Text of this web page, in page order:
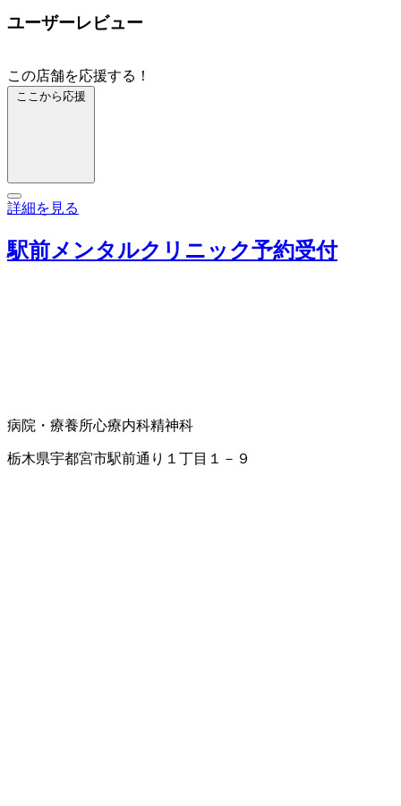
ユーザーレビュー
この店舗を応援する！
ここから応援
詳細を見る
駅前メンタルクリニック予約受付
病院・療養所心療内科精神科
栃木県宇都宮市駅前通り１丁目１－９